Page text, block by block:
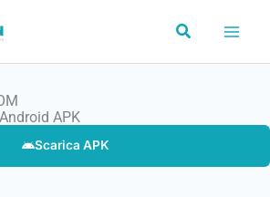
Cerca
APK
Scarica APK